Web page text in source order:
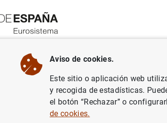
Sobre el Banco Áreas de actuación
Noticias y eventos Noticias del Banco Central
Aviso de cookies.
Este sitio o aplicación web
y recogida de estadísticas.
el botón “Rechazar” o
de cookies.